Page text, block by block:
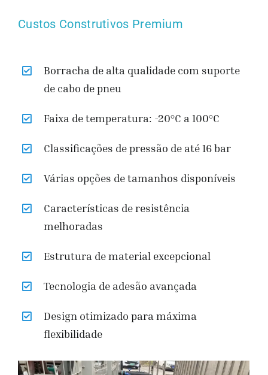
Custos Construtivos Premium
Borracha de alta qualidade com suporte
de cabo de pneu
Faixa de temperatura: -20°C a 100°C
Classificações de pressão de até 16 bar
Várias opções de tamanhos disponíveis
Características de resistência
melhoradas
Estrutura de material excepcional
Tecnologia de adesão avançada
Design otimizado para máxima
flexibilidade